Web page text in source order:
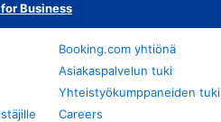
Business
Booking.com yhtiönä
Asiakaspalvelun tuki
Yhteistyökumppaneiden tuki
Careers